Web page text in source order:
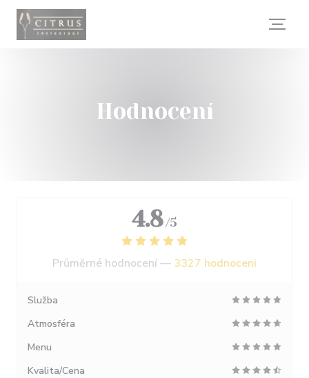
Panel pro správu cookies
Hodnocení
4.8 /5
Průměrné hodnocení — 3327 hodnoceni
Služba
Atmosféra
Menu
Kvalita/Cena